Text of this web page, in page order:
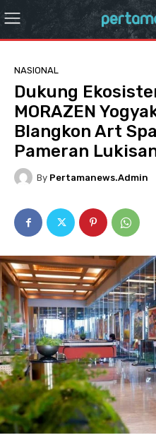
NASIONAL
Dukung
MORAZEN
Blangkon Art
Pameran
By Pertamanews.admin